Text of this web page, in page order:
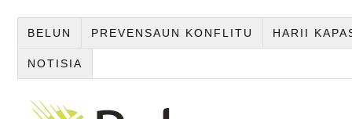
BELUN PREVENSAUN KONFLITU HARII
NOTISIA